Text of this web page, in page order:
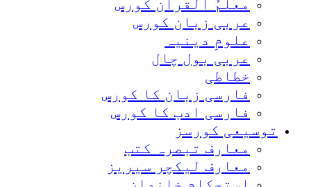
معلمُ القرآن کورس
عربی زبان کورس
علومِ دینیہ
عربی بول چال
خطاطی
فارسی زبان کا کورس
فارسی ادب کا کورس
توسیعی کورسز
معارف تبصرہ کتب
معارف لیکچر سیریز